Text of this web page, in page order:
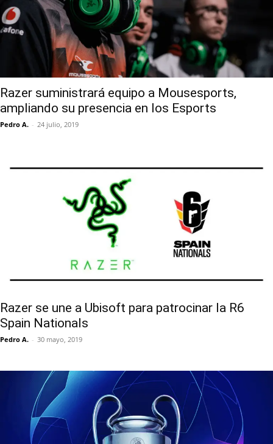
Razer suministrará equipo a Mousesports,
ampliando su presencia en los Esports
Pedro A. - 24 julio, 2019
Razer se une a Ubisoft para patrocinar la R6
Spain Nationals
Pedro A. - 30 mayo, 2019